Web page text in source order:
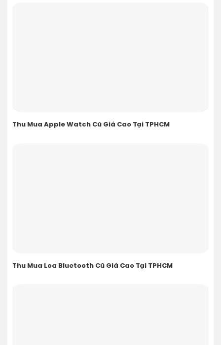
Thu Mua Apple Watch Cũ Giá Cao Tại TPHCM
Thu Mua Loa Bluetooth Cũ Giá Cao Tại TPHCM